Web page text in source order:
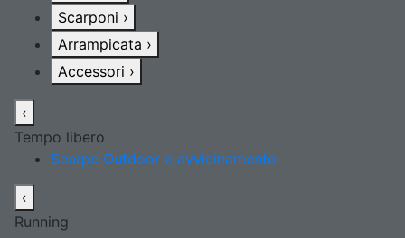
Scarponi ›
Arrampicata ›
Accessori ›
‹
Tempo libero
Scarpe Outdoor e avvicinamento
‹
Running